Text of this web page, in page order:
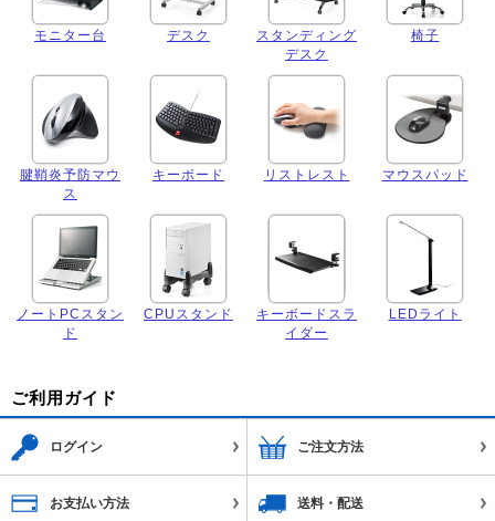
モニター台 デスク
スタンディング
デスク
椅子
腱鞘炎予防マウ
ス
キーボード リストレスト マウスパッド
ノートPCスタン
ド
CPUスタンド
キーボードスラ
イダー
LEDライト
ご利用ガイド
ログイン ご注文方法
お支払い方法 送料・配送